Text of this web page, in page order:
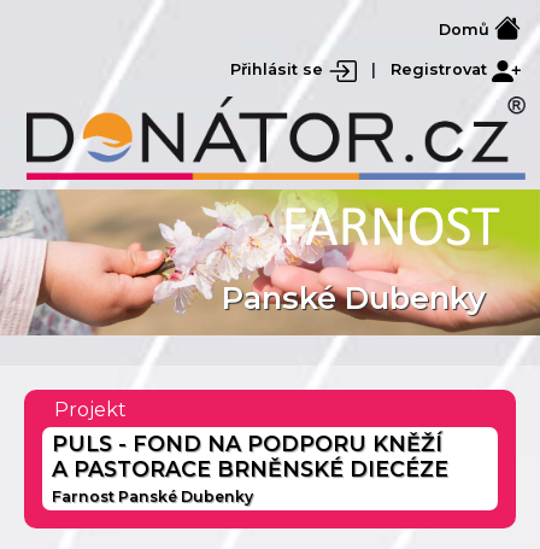
Domů
Přihlásit se Registrovat
Panské Dubenky
Projekt
PULS - FOND NA PODPORU KNĚŽÍ
A PASTORACE BRNĚNSKÉ DIECÉZE
Farnost Panské Dubenky